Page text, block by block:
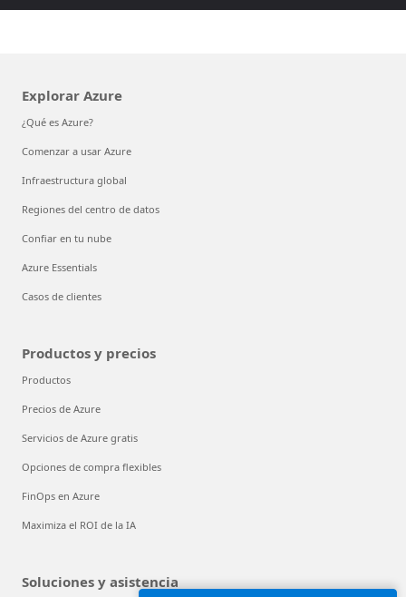
Explorar Azure
¿Qué es Azure?
Comenzar a usar Azure
Infraestructura global
Regiones del centro de datos
Confiar en tu nube
Azure Essentials
Casos de clientes
Productos y precios
Productos
Precios de Azure
Servicios de Azure gratis
Opciones de compra flexibles
FinOps en Azure
Maximiza el ROI de la IA
Soluciones y asistencia